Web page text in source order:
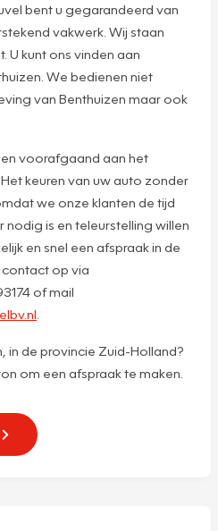
bent u gegarandeerd van
vakwerk. Wij staan
U kunt ons vinden aan
We bedienen niet
van Benthuizen maar ook
voorafgaand aan het
keuren van uw auto zonder
we onze klanten de tijd
is en teleurstelling willen
en snel een afspraak in de
op via
of mail
in de provincie Zuid-Holland?
om een afspraak te maken.